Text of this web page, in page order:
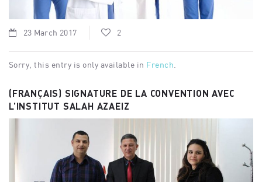
23 March 2017 2
Sorry, this entry is only available in French
(FRANÇAIS) SIGNATURE DE LA CONVENTION AVEC
L’INSTITUT SALAH AZAEIZ